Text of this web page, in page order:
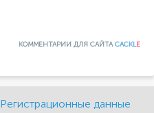
КОММЕНТАРИИ ДЛЯ САЙТАCACKLE
Регистрационные данные